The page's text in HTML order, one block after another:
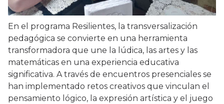
En el programa Resilientes, la transversalización
pedagógica se convierte en una herramienta
transformadora que une la lúdica, las artes y las
matemáticas en una experiencia educativa
significativa. A través de encuentros presenciales se
han implementado retos creativos que vinculan el
pensamiento lógico, la expresión artística y el juego